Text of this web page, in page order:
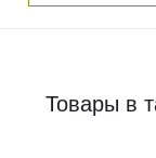
Товары в